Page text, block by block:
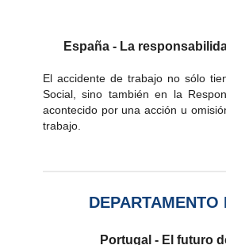
España - La
El accidente de trabajo no sólo
Social, sino también en la
acontecido por una acción u
trabajo.
Portugal - El futuro